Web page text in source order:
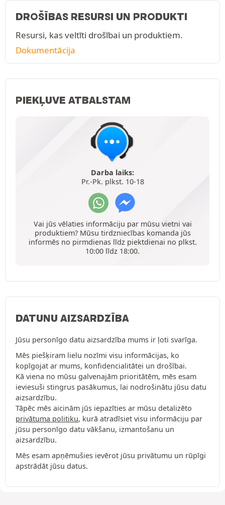
DROŠĪBAS RESURSI UN PRODUKTI
Resursi, kas veltīti drošībai un produktiem.
Dokumentācija
PIEKĻUVE ATBALSTAM
Darba laiks:
Pr.-Pk. plkst. 10-18
Vai jūs vēlaties informāciju par mūsu vietni vai
produktiem? Mūsu tirdzniecības komanda jūs
informēs no pirmdienas līdz piektdienai no plkst.
10:00 līdz 18:00.
DATUNU AIZSARDZĪBA
Jūsu personīgo datu aizsardzība mums ir ļoti svarīga.
Mēs piešķiram lielu nozīmi visu informācijas, ko
kopīgojat ar mums, konfidencialitātei un drošībai.
Kā viena no mūsu galvenajām prioritātēm, mēs esam
ieviesuši stingrus pasākumus, lai nodrošinātu jūsu datu
aizsardzību.
Tāpēc mēs aicinām jūs iepazīties ar mūsu detalizēto
privātuma politiku, kurā atradīsiet visu informāciju par
jūsu personīgo datu vākšanu, izmantošanu un
aizsardzību.
Mēs esam apņēmušies ievērot jūsu privātumu un rūpīgi
apstrādāt jūsu datus.